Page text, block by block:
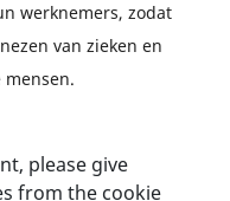
werknemers, zodat
van zieken en
please give
from the cookie